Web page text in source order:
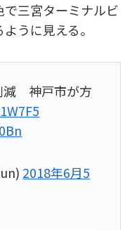
三宮ターミナルビ
うに見える。
減 神戸市が方
2018年6月5